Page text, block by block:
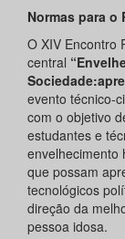
Normas para o
O XIV Encontro
central
evento técnico-
com o objetivo
estudantes e
envelhecimento
que possam
tecnológicos
direção da
pessoa idosa.